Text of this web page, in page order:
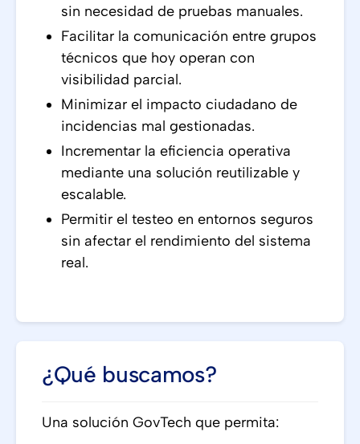
sin necesidad de pruebas manuales.
Facilitar la comunicación entre grupos
técnicos que hoy operan con
visibilidad parcial.
Minimizar el impacto ciudadano de
incidencias mal gestionadas.
Incrementar la eficiencia operativa
mediante una solución reutilizable y
escalable.
Permitir el testeo en entornos seguros
sin afectar el rendimiento del sistema
real.
¿Qué buscamos?
Una solución GovTech que permita: